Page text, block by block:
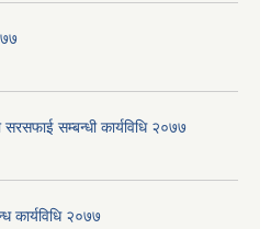
सम्बन्धी कार्यविधि २०७७
कार्यविधि २०७७